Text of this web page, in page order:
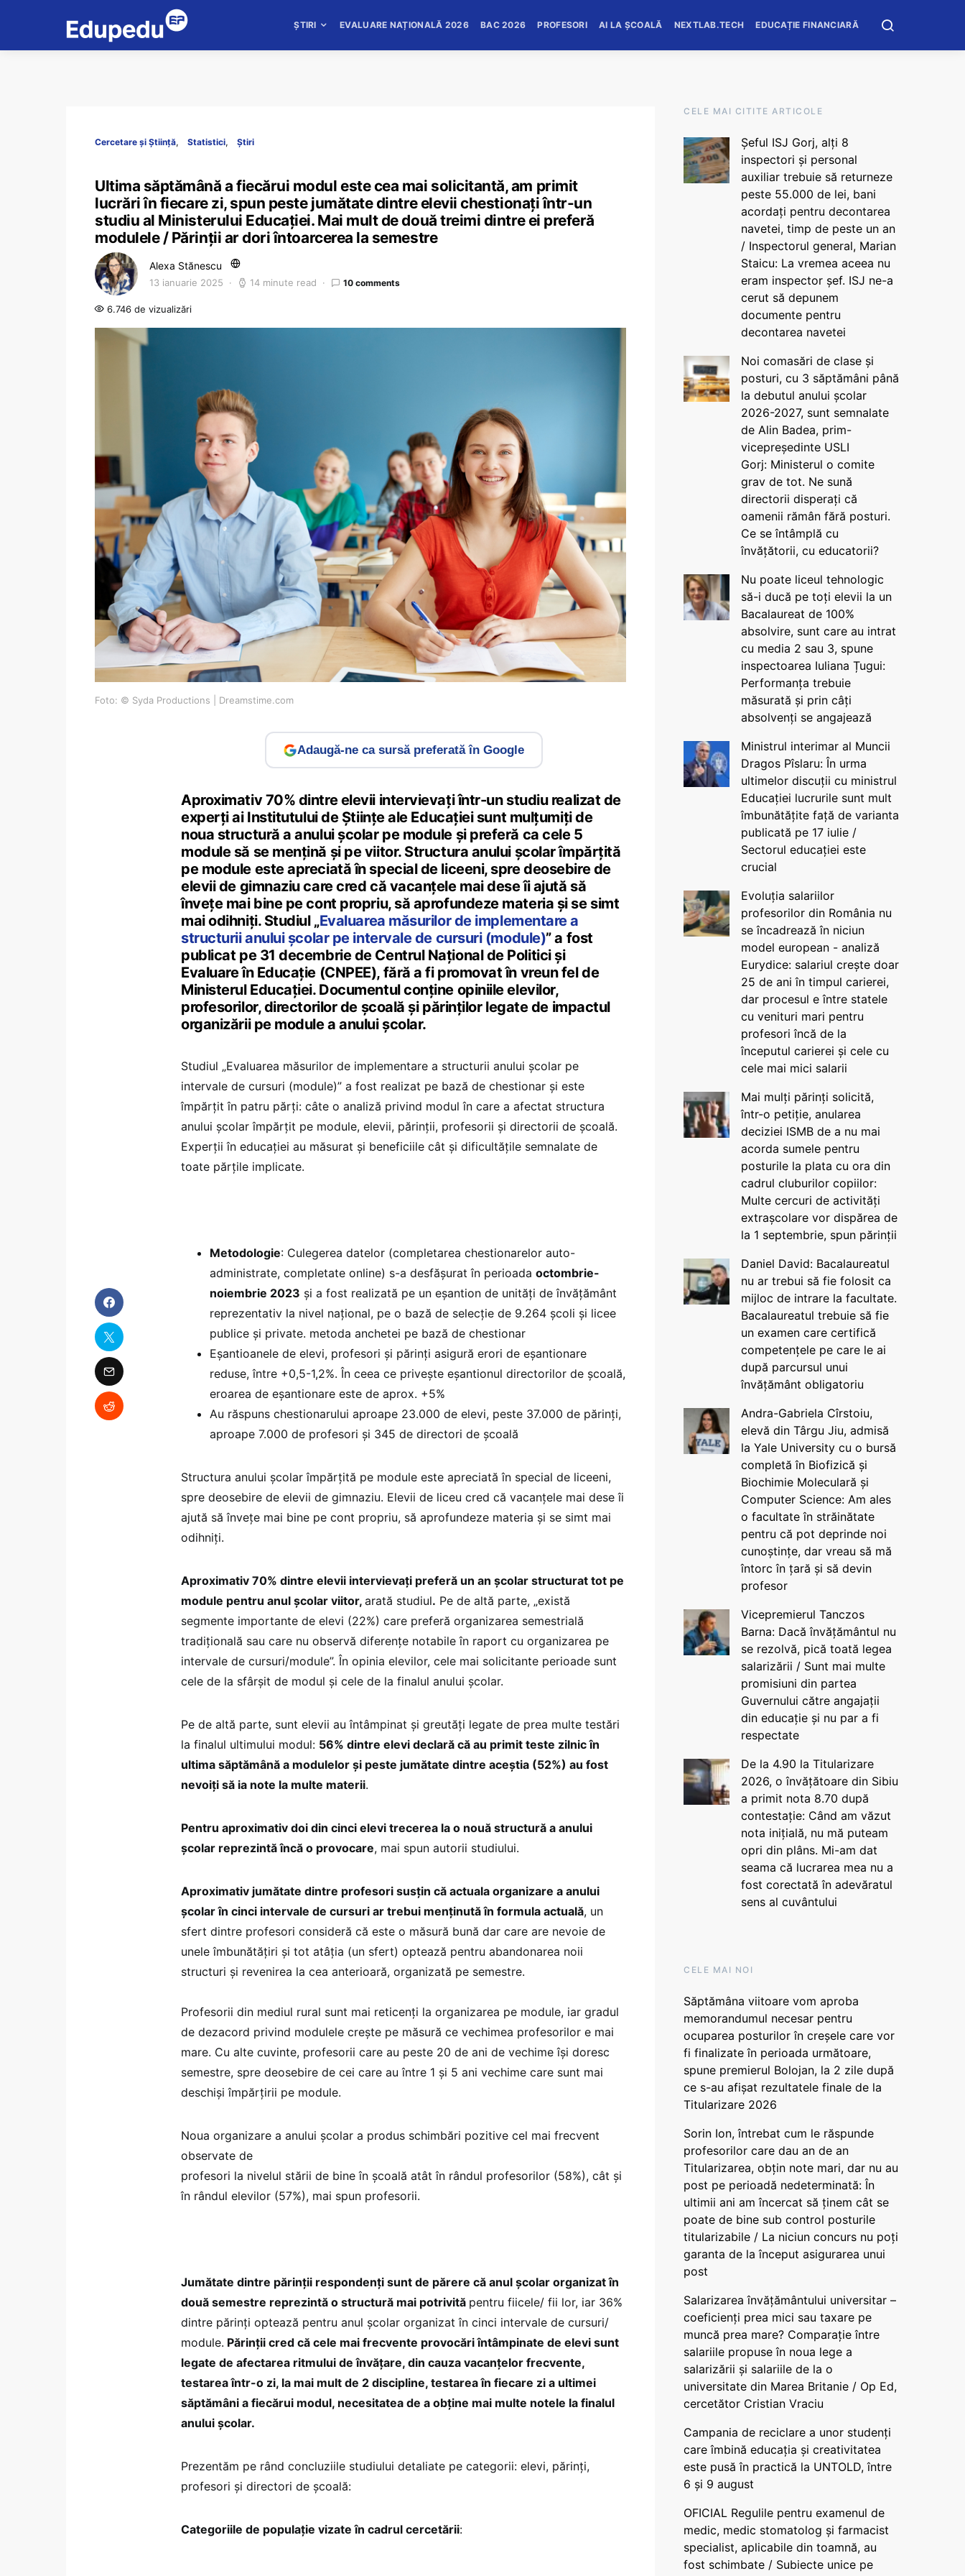
ȘTIRI EVALUARE NAȚIONALĂ 2026 BAC 2026 PROFESORI AI LA ȘCOALĂ NEXTLAB.TECH EDUCAȚIE FINANCIARĂ
Cercetare și Știință Statistici Știri
Ultima săptămână a fiecărui modul este cea mai solicitantă, am primit
lucrări în fiecare zi, spun peste jumătate dintre elevii chestionați într-un
studiu al Ministerului Educației. Mai mult de două treimi dintre ei preferă
modulele / Părinții ar dori întoarcerea la semestre
Alexa Stănescu
13 ianuarie 2025 14 minute read 10 comments
6.746 de vizualizări
Foto: © Syda Productions | Dreamstime.com
Adaugă-ne ca sursă preferată în Google
Aproximativ 70% dintre elevii intervievați într-un studiu realizat de
experți ai Institutului de Științe ale Educației sunt mulțumiți de
noua structură a anului școlar pe module și preferă ca cele 5
module să se mențină și pe viitor. Structura anului școlar împărțită
pe module este apreciată în special de liceeni, spre deosebire de
elevii de gimnaziu care cred că vacanțele mai dese îi ajută să
învețe mai bine pe cont propriu, să aprofundeze materia și se simt
mai odihniți. Studiul „Evaluarea măsurilor de implementare a
structurii anului școlar pe intervale de cursuri (module)” a fost
publicat pe 31 decembrie de Centrul Național de Politici și
Evaluare în Educație (CNPEE), fără a fi promovat în vreun fel de
Ministerul Educației. Documentul conține opiniile elevilor,
profesorilor, directorilor de școală și părinților legate de impactul
organizării pe module a anului școlar.
Studiul „Evaluarea măsurilor de implementare a structurii anului școlar pe
intervale de cursuri (module)” a fost realizat pe bază de chestionar și este
împărțit în patru părți: câte o analiză privind modul în care a afectat structura
anului școlar împărțit pe module, elevii, părinții, profesorii și directorii de școală.
Experții în educației au măsurat și beneficiile cât și dificultățile semnalate de
toate părțile implicate.
Metodologie: Culegerea datelor (completarea chestionarelor auto-
administrate, completate online) s-a desfășurat în perioada octombrie-
noiembrie 2023 și a fost realizată pe un eșantion de unități de învățământ
reprezentativ la nivel național, pe o bază de selecţie de 9.264 școli și licee
publice și private. metoda anchetei pe bază de chestionar
Eșantioanele de elevi, profesori şi părinţi asigură erori de eșantionare
reduse, între +0,5-1,2%. În ceea ce privește eșantionul directorilor de școală,
eroarea de eșantionare este de aprox. +5%
Au răspuns chestionarului aproape 23.000 de elevi, peste 37.000 de părinți,
aproape 7.000 de profesori și 345 de directori de școală
Structura anului școlar împărțită pe module este apreciată în special de liceeni,
spre deosebire de elevii de gimnaziu. Elevii de liceu cred că vacanțele mai dese îi
ajută să învețe mai bine pe cont propriu, să aprofundeze materia și se simt mai
odihniți.
Aproximativ 70% dintre elevii intervievați preferă un an școlar structurat tot pe
module pentru anul școlar viitor, arată studiul. Pe de altă parte, „există
segmente importante de elevi (22%) care preferă organizarea semestrială
tradițională sau care nu observă diferențe notabile în raport cu organizarea pe
intervale de cursuri/module”. În opinia elevilor, cele mai solicitante perioade sunt
cele de la sfârșit de modul și cele de la finalul anului școlar.
Pe de altă parte, sunt elevii au întâmpinat și greutăți legate de prea multe testări
la finalul ultimului modul: 56% dintre elevi declară că au primit teste zilnic în
ultima săptămână a modulelor și peste jumătate dintre aceștia (52%) au fost
nevoiți să ia note la multe materii.
Pentru aproximativ doi din cinci elevi trecerea la o nouă structură a anului
școlar reprezintă încă o provocare, mai spun autorii studiului.
Aproximativ jumătate dintre profesori susțin că actuala organizare a anului
școlar în cinci intervale de cursuri ar trebui menținută în formula actuală, un
sfert dintre profesori consideră că este o măsură bună dar care are nevoie de
unele îmbunătățiri și tot atâția (un sfert) optează pentru abandonarea noii
structuri și revenirea la cea anterioară, organizată pe semestre.
Profesorii din mediul rural sunt mai reticenți la organizarea pe module, iar gradul
de dezacord privind modulele crește pe măsură ce vechimea profesorilor e mai
mare. Cu alte cuvinte, profesorii care au peste 20 de ani de vechime își doresc
semestre, spre deosebire de cei care au între 1 și 5 ani vechime care sunt mai
deschiși împărțirii pe module.
Noua organizare a anului școlar a produs schimbări pozitive cel mai frecvent
observate de
profesori la nivelul stării de bine în școală atât în rândul profesorilor (58%), cât și
în rândul elevilor (57%), mai spun profesorii.
Jumătate dintre părinții respondenți sunt de părere că anul școlar organizat în
două semestre reprezintă o structură mai potrivită pentru fiicele/ fii lor, iar 36%
dintre părinți optează pentru anul școlar organizat în cinci intervale de cursuri/
module. Părinții cred că cele mai frecvente provocări întâmpinate de elevi sunt
legate de afectarea ritmului de învățare, din cauza vacanțelor frecvente,
testarea într-o zi, la mai mult de 2 discipline, testarea în fiecare zi a ultimei
săptămâni a fiecărui modul, necesitatea de a obține mai multe notele la finalul
anului școlar.
Prezentăm pe rând concluziile studiului detaliate pe categorii: elevi, părinți,
profesori și directori de școală:
Categoriile de populație vizate în cadrul cercetării:
CELE MAI CITITE ARTICOLE
Șeful ISJ Gorj, alți 8
inspectori și personal
auxiliar trebuie să returneze
peste 55.000 de lei, bani
acordați pentru decontarea
navetei, timp de peste un an
/ Inspectorul general, Marian
Staicu: La vremea aceea nu
eram inspector șef. ISJ ne-a
cerut să depunem
documente pentru
decontarea navetei
Noi comasări de clase și
posturi, cu 3 săptămâni până
la debutul anului școlar
2026-2027, sunt semnalate
de Alin Badea, prim-
vicepreședinte USLI
Gorj: Ministerul o comite
grav de tot. Ne sună
directorii disperați că
oamenii rămân fără posturi.
Ce se întâmplă cu
învățătorii, cu educatorii?
Nu poate liceul tehnologic
să-i ducă pe toți elevii la un
Bacalaureat de 100%
absolvire, sunt care au intrat
cu media 2 sau 3, spune
inspectoarea Iuliana Țugui:
Performanța trebuie
măsurată și prin câți
absolvenți se angajează
Ministrul interimar al Muncii
Dragos Pîslaru: În urma
ultimelor discuții cu ministrul
Educației lucrurile sunt mult
îmbunătățite față de varianta
publicată pe 17 iulie /
Sectorul educației este
crucial
Evoluția salariilor
profesorilor din România nu
se încadrează în niciun
model european - analiză
Eurydice: salariul crește doar
25 de ani în timpul carierei,
dar procesul e între statele
cu venituri mari pentru
profesori încă de la
începutul carierei și cele cu
cele mai mici salarii
Mai mulți părinți solicită,
într-o petiție, anularea
deciziei ISMB de a nu mai
acorda sumele pentru
posturile la plata cu ora din
cadrul cluburilor copiilor:
Multe cercuri de activități
extrașcolare vor dispărea de
la 1 septembrie, spun părinții
Daniel David: Bacalaureatul
nu ar trebui să fie folosit ca
mijloc de intrare la facultate.
Bacalaureatul trebuie să fie
un examen care certifică
competențele pe care le ai
după parcursul unui
învățământ obligatoriu
Andra-Gabriela Cîrstoiu,
elevă din Târgu Jiu, admisă
la Yale University cu o bursă
completă în Biofizică și
Biochimie Moleculară și
Computer Science: Am ales
o facultate în străinătate
pentru că pot deprinde noi
cunoștințe, dar vreau să mă
întorc în țară și să devin
profesor
Vicepremierul Tanczos
Barna: Dacă învățământul nu
se rezolvă, pică toată legea
salarizării / Sunt mai multe
promisiuni din partea
Guvernului către angajații
din educație și nu par a fi
respectate
De la 4.90 la Titularizare
2026, o învățătoare din Sibiu
a primit nota 8.70 după
contestație: Când am văzut
nota inițială, nu mă puteam
opri din plâns. Mi-am dat
seama că lucrarea mea nu a
fost corectată în adevăratul
sens al cuvântului
CELE MAI NOI
Săptămâna viitoare vom aproba
memorandumul necesar pentru
ocuparea posturilor în creșele care vor
fi finalizate în perioada următoare,
spune premierul Bolojan, la 2 zile după
ce s-au afișat rezultatele finale de la
Titularizare 2026
Sorin Ion, întrebat cum le răspunde
profesorilor care dau an de an
Titularizarea, obțin note mari, dar nu au
post pe perioadă nedeterminată: În
ultimii ani am încercat să ținem cât se
poate de bine sub control posturile
titularizabile / La niciun concurs nu poți
garanta de la început asigurarea unui
post
Salarizarea învățământului universitar –
coeficienți prea mici sau taxare pe
muncă prea mare? Comparație între
salariile propuse în noua lege a
salarizării și salariile de la o
universitate din Marea Britanie / Op Ed,
cercetător Cristian Vraciu
Campania de reciclare a unor studenți
care îmbină educația și creativitatea
este pusă în practică la UNTOLD, între
6 și 9 august
OFICIAL Regulile pentru examenul de
medic, medic stomatolog și farmacist
specialist, aplicabile din toamnă, au
fost schimbate / Subiecte unice pe